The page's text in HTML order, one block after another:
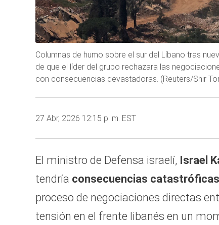
Columnas de humo sobre el sur del Líbano tras
de que el líder del grupo rechazara las
con consecuencias devastadoras. (Reuters/Shir
27 Abr, 2026 12:15 p. m. EST
El ministro de Defensa israelí, Israel
tendría consecuencias
proceso de negociaciones directas
tensión en el frente libanés en un